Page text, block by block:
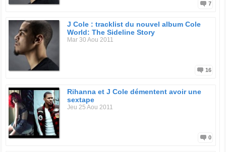
7
J Cole : tracklist du nouvel album Cole
World: The Sideline Story
Mar 30 Aou 2011
16
Rihanna et J Cole démentent avoir une
sextape
Jeu 25 Aou 2011
0